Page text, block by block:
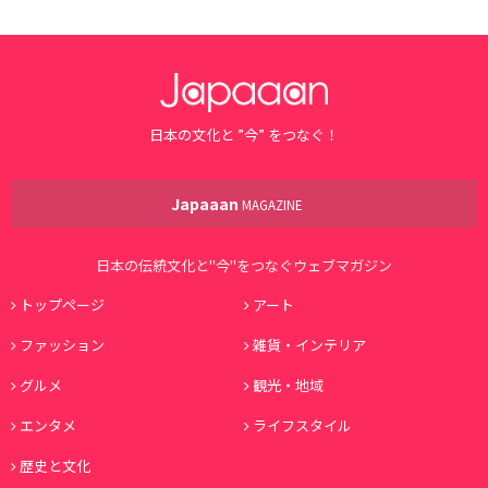
日本の文化と ”今” をつなぐ！
Japaaan MAGAZINE
日本の伝統文化と"今"をつなぐウェブマガジン
トップページ
アート
ファッション
雑貨・インテリア
グルメ
観光・地域
エンタメ
ライフスタイル
歴史と文化